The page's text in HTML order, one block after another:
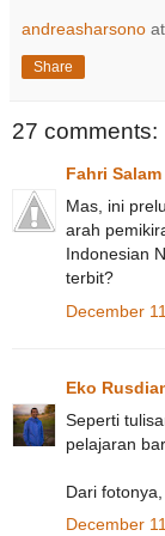
andreasharsono at
Share
27 comments:
Fahri Salam
Mas, ini
arah
Indonesian
terbit?
December
Eko
Seperti
pelajaran
Dari
December